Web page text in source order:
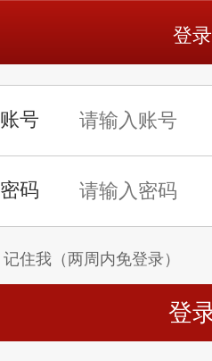
登录
记住我（两周内免登录）